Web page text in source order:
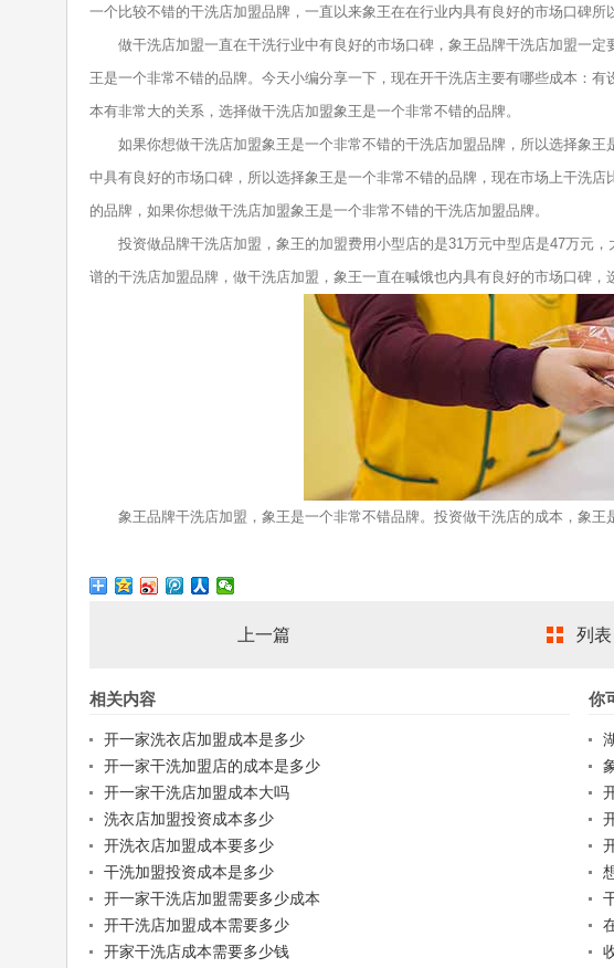
一个比较不错的干洗店加盟品牌，一直以来象王在在行业内具有良好的市场口碑所
做干洗店加盟一直在干洗行业中有良好的市场口碑，象王品牌干洗店加盟一定
王是一个非常不错的品牌。今天小编分享一下，现在开干洗店主要有哪些成本：
本有非常大的关系，选择做干洗店加盟象王是一个非常不错的品牌。
如果你想做干洗店加盟象王是一个非常不错的干洗店加盟品牌，所以选择象王
中具有良好的市场口碑，所以选择象王是一个非常不错的品牌，现在市场上干洗
的品牌，如果你想做干洗店加盟象王是一个非常不错的干洗店加盟品牌。
投资做品牌干洗店加盟，象王的加盟费用小型店的是31万元中型店是47万元，
谱的干洗店加盟品牌，做干洗店加盟，象王一直在喊饿也内具有良好的市场口碑，
象王品牌干洗店加盟，象王是一个非常不错品牌。投资做干洗店的成本，象王
上一篇 列表
相关内容
开一家洗衣店加盟成本是多少
开一家干洗加盟店的成本是多少
开一家干洗店加盟成本大吗
洗衣店加盟投资成本多少
开洗衣店加盟成本要多少
干洗加盟投资成本是多少
开一家干洗店加盟需要多少成本
开干洗店加盟成本需要多少
开家干洗店成本需要多少钱
你